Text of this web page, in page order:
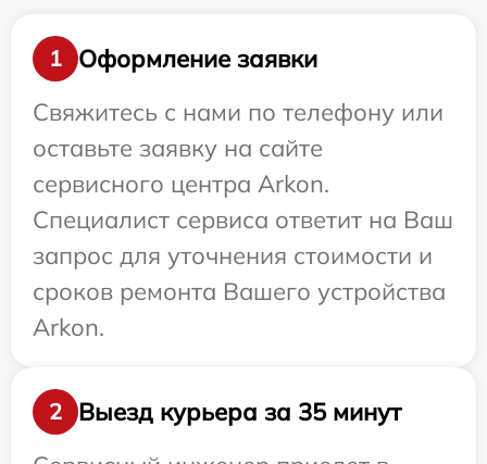
1
Оформление заявки
Свяжитесь с нами по телефону или
оставьте заявку на сайте
сервисного центра Arkon.
Специалист сервиса ответит на Ваш
запрос для уточнения стоимости и
сроков ремонта Вашего устройства
Arkon.
2
Выезд курьера за 35 минут